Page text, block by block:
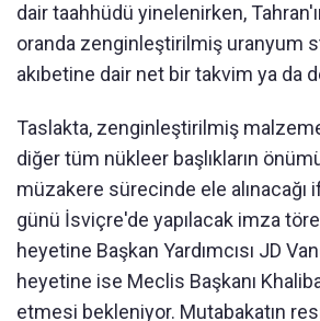
dair taahhüdü yinelenirken,
oranda zenginleştirilmiş uranyum
akıbetine dair net bir takvim ya da
Taslakta, zenginleştirilmiş
diğer tüm nükleer başlıkların
müzakere sürecinde ele alınacağı
günü İsviçre'de yapılacak imza
heyetine Başkan Yardımcısı JD
heyetine ise Meclis Başkanı
etmesi bekleniyor. Mutabakatın